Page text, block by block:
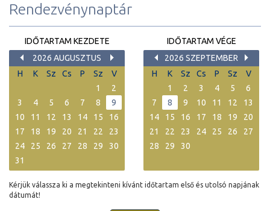
Rendezvénynaptár
IDŐTARTAM KEZDETE
2026 AUGUSZTUS
H
K Sz Cs P Sz
V
1
2
3
4 5 6 7 8
9
10
11 12 13 14 15
16
17
18 19 20 21 22
23
24
25 26 27 28 29
30
31
IDŐTARTAM VÉGE
2026 SZEPTEMBER
H
K Sz Cs P Sz
V
1
2 3 4 5
6
7
8 9 10 11 12
13
14
15 16 17 18 19
20
21
22 23 24 25 26
27
28
29 30
Kérjük válassza ki a megtekinteni kívánt időtartam első és utolsó napjának
dátumát!